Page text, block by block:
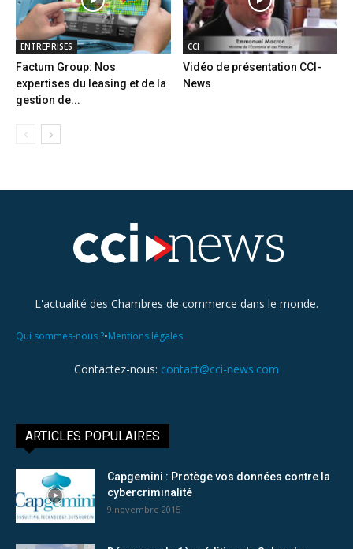
ENTREPRISES
Factum Group: Nos
expertises du leasing et de la
gestion de...
CCI
Vidéo de présentation CCI-
News
L'actualité des Chambres de commerce dans le monde.
Qui sommes-nous ?•Mentions légales
Contactez-nous: contact@cci-news.com
ARTICLES POPULAIRES
Capgemini : Protège vos données contre la
cybercriminalité
9 novembre 2015